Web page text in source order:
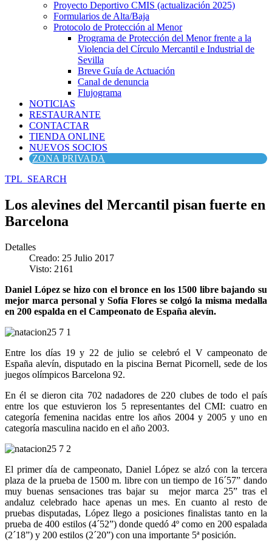
Proyecto Deportivo CMIS (actualización 2025)
Formularios de Alta/Baja
Protocolo de Protección al Menor
Programa de Protección del Menor frente a la
Violencia del Círculo Mercantil e Industrial de
Sevilla
Breve Guía de Actuación
Canal de denuncia
Flujograma
NOTICIAS
RESTAURANTE
CONTACTAR
TIENDA ONLINE
NUEVOS SOCIOS
ZONA PRIVADA
TPL_SEARCH
Los alevines del Mercantil pisan fuerte en
Barcelona
Detalles
Creado: 25 Julio 2017
Visto: 2161
Daniel López se hizo con el bronce en los 1500 libre bajando su
mejor marca personal y Sofía Flores se colgó la misma medalla
en 200 espalda en el Campeonato de España alevín.
Entre los días 19 y 22 de julio se celebró el V campeonato de
España alevín, disputado en la piscina Bernat Picornell, sede de los
juegos olímpicos Barcelona 92.
En él se dieron cita 702 nadadores de 220 clubes de todo el país
entre los que estuvieron los 5 representantes del CMI: cuatro en
categoría femenina nacidas entre los años 2004 y 2005 y uno en
categoría masculina nacido en el año 2003.
El primer día de campeonato, Daniel López se alzó con la tercera
plaza de la prueba de 1500 m. libre con un tiempo de 16´57” dando
muy buenas sensaciones tras bajar su mejor marca 25” tras el
andaluz celebrado hace apenas un mes. En cuanto al resto de
pruebas disputadas, López llego a posiciones finalistas tanto en la
prueba de 400 estilos (4´52”) donde quedó 4º como en 200 espalada
(2´18”) y 200 estilos (2´20”) con una importante 5ª posición.